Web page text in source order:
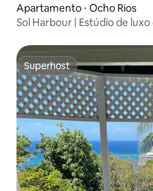
Apartamento ⋅ Ocho Rios
Sol Harbour | Estúdio de
Superhost
Superhost